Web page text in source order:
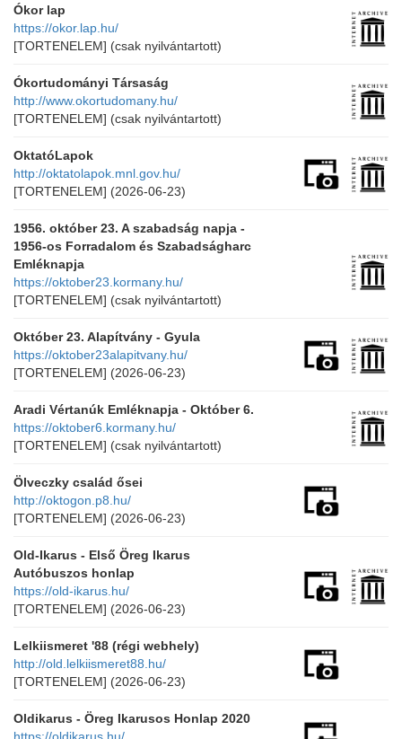
Ókor lap
https://okor.lap.hu/
[TORTENELEM] (csak nyilvántartott)
Ókortudományi Társaság
http://www.okortudomany.hu/
[TORTENELEM] (csak nyilvántartott)
OktatóLapok
http://oktatolapok.mnl.gov.hu/
[TORTENELEM] (2026-06-23)
1956. október 23. A szabadság napja -
1956-os Forradalom és Szabadságharc
Emléknapja
https://oktober23.kormany.hu/
[TORTENELEM] (csak nyilvántartott)
Október 23. Alapítvány - Gyula
https://oktober23alapitvany.hu/
[TORTENELEM] (2026-06-23)
Aradi Vértanúk Emléknapja - Október 6.
https://oktober6.kormany.hu/
[TORTENELEM] (csak nyilvántartott)
Ölveczky család ősei
http://oktogon.p8.hu/
[TORTENELEM] (2026-06-23)
Old-Ikarus - Első Öreg Ikarus
Autóbuszos honlap
https://old-ikarus.hu/
[TORTENELEM] (2026-06-23)
Lelkiismeret '88 (régi webhely)
http://old.lelkiismeret88.hu/
[TORTENELEM] (2026-06-23)
Oldikarus - Öreg Ikarusos Honlap 2020